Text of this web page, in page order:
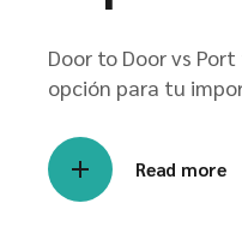
Door to Door vs
opción para tu
Read more